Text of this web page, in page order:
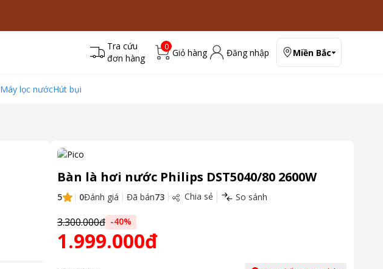
Tra cứu
đơn hàng
0
Giỏ hàng Đăng nhập Miền Bắc
Máy lọc nướcHút bụi
Bàn là hơi nước Philips DST5040/80 2600W
5 0Đánh giá Đã bán73 Chia sẻ So sánh
3.300.000đ -40%
1.999.000đ